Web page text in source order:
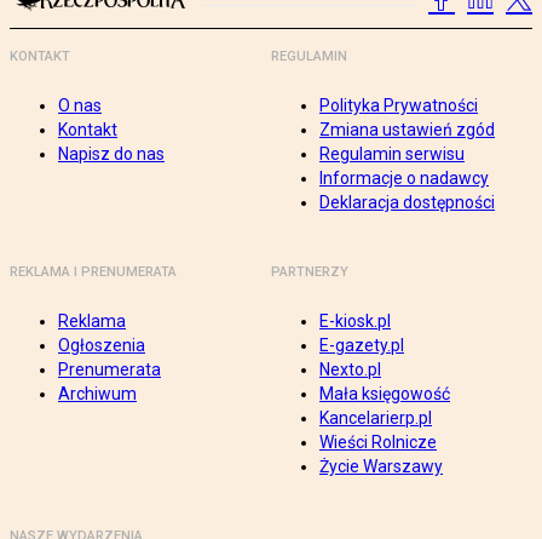
KONTAKT
O nas
Kontakt
Napisz do nas
REGULAMIN
Polityka Prywatności
Zmiana ustawień zgód
Regulamin serwisu
Informacje o nadawcy
Deklaracja dostępności
REKLAMA I PRENUMERATA
Reklama
Ogłoszenia
Prenumerata
Archiwum
PARTNERZY
E-kiosk.pl
E-gazety.pl
Nexto.pl
Mała księgowość
Kancelarierp.pl
Wieści Rolnicze
Życie Warszawy